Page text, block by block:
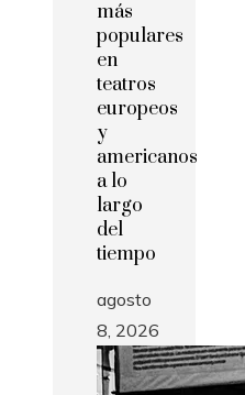
más
populares
en
teatros
europeos
y
americanos
a lo
largo
del
tiempo
agosto
8, 2026